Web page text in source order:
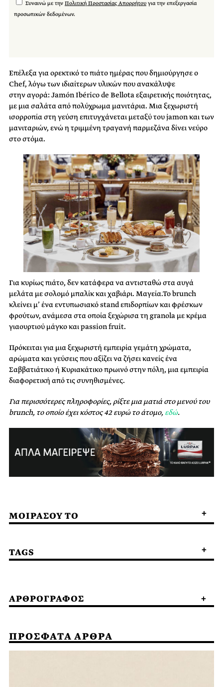
Συναινώ με την Πολιτική Προστασίας Απορρήτου για την επεξεργασία
προσωπικών δεδομένων.
Επέλεξα για ορεκτικό το πιάτο ημέρας που δημιούργησε ο
Chef, λόγω των ιδιαίτερων υλικών που ανακάλυψε
στην αγορά: Jamón Ibérico de Bellota εξαιρετικής ποιότητας,
με μια σαλάτα από πολύχρωμα μανιτάρια. Μια ξεχωριστή
ισορροπία στη γεύση επιτυγχάνεται μεταξύ του jamon και των
μανιταριών, ενώ η τριμμένη τραγανή παρμεζάνα δίνει νεύρο
στο στόμα.
Για κυρίως πιάτο, δεν κατάφερα να αντισταθώ στα αυγά
μελάτα με σολομό μπαλίκ και χαβιάρι. Μαγεία.Το brunch
κλείνει μ’ ένα εντυπωσιακό stand επιδορπίων και φρέσκων
φρούτων, ανάμεσα στα οποία ξεχώρισα τη granola με κρέμα
γιαουρτιού μάγκο και passion fruit.
Πρόκειται για μια ξεχωριστή εμπειρία γεμάτη χρώματα,
αρώματα και γεύσεις που αξίζει να ζήσει κανείς ένα
Σαββατιάτικο ή Κυριακάτικο πρωινό στην πόλη, μια εμπειρία
διαφορετική από τις συνηθισμένες.
Για περισσότερες πληροφορίες, ρίξτε μια ματιά στο μενού του
brunch, το οποίο έχει κόστος 42 ευρώ το άτομο, εδώ.
ΜΟΙΡΑΣΟΥ ΤΟ
TAGS
ΑΡΘΡΟΓΡΑΦΟΣ
ΠΡΟΣΦΑΤΑ ΑΡΘΡΑ